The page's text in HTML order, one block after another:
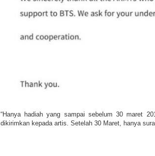
“Hanya hadiah yang sampai sebelum 30 maret
dikirimkan kepada artis. Setelah 30 Maret, hanya